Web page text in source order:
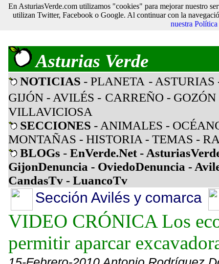
Asturias Verde
NOTICIAS - PLANETA - ASTURIAS
GIJÓN - AVILÉS - CARREÑO - GOZÓN
VILLAVICIOSA
SECCIONES - ANIMALES -
MONTAÑAS - HISTORIA - TEMAS -
BLOGs - EnVerde.Net-
GijonDenuncia - OviedoDenuncia -
CandasTv - LuancoTv
Sección Avilés y comarca
VIDEO CRÓNICA Los
permitir aparcar
En AsturiasVerde.com utilizamos "cookies" para mejorar nuestro
utilizan Twitter, Facebook o Google. Al continuar con la
nuestra